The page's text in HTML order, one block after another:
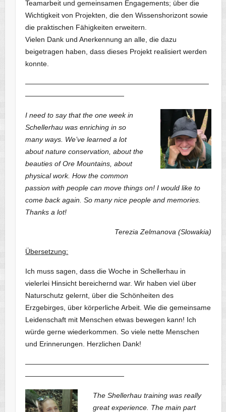
Teamarbeit und gemeinsamen Engagements; über die
Wichtigkeit von Projekten, die den Wissenshorizont sowie
die praktischen Fähigkeiten erweitern.
Vielen Dank und Anerkennung an alle, die dazu
beigetragen haben, dass dieses Projekt realisiert werden
konnte.
——————————————————————————
——————————————
I need to say that the one week in
Schellerhau was enriching in so
many ways. We’ve learned a lot
about nature conservation, about the
beauties of Ore Mountains, about
physical work. How the common
passion with people can move things on! I would like to
come back again. So many nice people and memories.
Thanks a lot!
Terezia Zelmanova (Slowakia)
Übersetzung:
Ich muss sagen, dass die Woche in Schellerhau in
vielerlei Hinsicht bereichernd war. Wir haben viel über
Naturschutz gelernt, über die Schönheiten des
Erzgebirges, über körperliche Arbeit. Wie die gemeinsame
Leidenschaft mit Menschen etwas bewegen kann! Ich
würde gerne wiederkommen. So viele nette Menschen
und Erinnerungen. Herzlichen Dank!
——————————————————————————
——————————————
The Shellerhau training was really
great experience. The main part